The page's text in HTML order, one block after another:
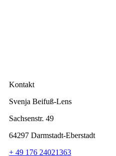
Kontakt
Svenja Beifuß-Lens
Sachsenstr. 49
64297 Darmstadt-Eberstadt
+ 49 176 24021363